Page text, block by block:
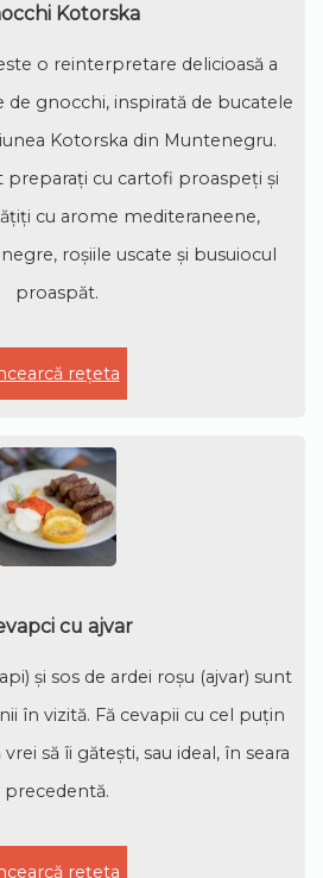
Kotorska
o reinterpretare delicioasă a
de gnocchi, inspirată de bucatele
Kotorska din Muntenegru.
preparați cu cartofi proaspeți și
cu arome mediteraneene,
roșiile uscate și busuiocul
proaspăt.
rețeta
cu ajvar
și sos de ardei roșu (ajvar) sunt
în vizită. Fă cevapii cu cel puțin
să îi gătești, sau ideal, în seara
precedentă.
rețeta